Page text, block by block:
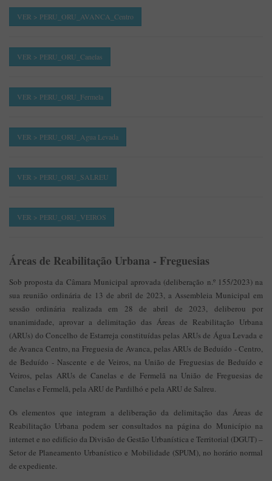
VER > PERU_ORU_AVANCA_Centro
VER > PERU_ORU_Canelas
VER > PERU_ORU_Fermela
VER > PERU_ORU_Agua Levada
VER > PERU_ORU_SALREU
VER > PERU_ORU_VEIROS
Áreas de Reabilitação Urbana - Freguesias
Sob proposta da Câmara Municipal aprovada (deliberação n.º 155/2023) na
sua reunião ordinária de 13 de abril de 2023, a Assembleia Municipal em
sessão ordinária realizada em 28 de abril de 2023, deliberou por
unanimidade, aprovar a delimitação das Áreas de Reabilitação Urbana
(ARUs) do Concelho de Estarreja constituídas pelas ARUs de Água Levada e
de Avanca Centro, na Freguesia de Avanca, pelas ARUs de Beduído - Centro,
de Beduído - Nascente e de Veiros, na União de Freguesias de Beduído e
Veiros, pelas ARUs de Canelas e de Fermelã na União de Freguesias de
Canelas e Fermelã, pela ARU de Pardilhó e pela ARU de Salreu.
Os elementos que integram a deliberação da delimitação das Áreas de
Reabilitação Urbana podem ser consultados na página do Município na
internet e no edifício da Divisão de Gestão Urbanística e Territorial (DGUT) –
Setor de Planeamento Urbanístico e Mobilidade (SPUM), no horário normal
de expediente.